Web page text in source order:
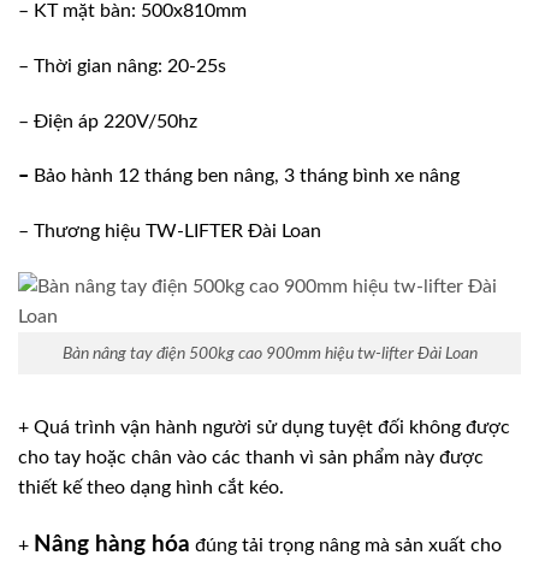
– KT mặt bàn: 500x810mm
– Thời gian nâng: 20-25s
– Điện áp 220V/50hz
– Bảo hành 12 tháng ben nâng, 3 tháng bình xe nâng
– Thương hiệu TW-LIFTER Đài Loan
Bàn nâng tay điện 500kg cao 900mm hiệu tw-lifter Đài Loan
+ Quá trình vận hành người sử dụng tuyệt đối không được
cho tay hoặc chân vào các thanh vì sản phẩm này được
thiết kế theo dạng hình cắt kéo.
+ Nâng hàng hóa đúng tải trọng nâng mà sản xuất cho